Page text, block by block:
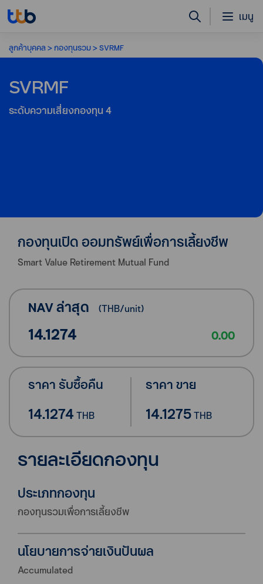
เมนู
ลูกค้าบุคคล กองทุนรวม SVRMF
SVRMF
ระดับความเสี่ยงกองทุน 4
กองทุนเปิด ออมทรัพย์เพื่อการเลี้ยงชีพ
Smart Value Retirement Mutual Fund
NAV ล่าสุด (THB/unit)
14.1274 0.00
ราคา รับซื้อคืน
14.1274 THB
ราคา ขาย
14.1275THB
รายละเอียดกองทุน
ประเภทกองทุน
กองทุนรวมเพื่อการเลี้ยงชีพ
นโยบายการจ่ายเงินปันผล
Accumulated